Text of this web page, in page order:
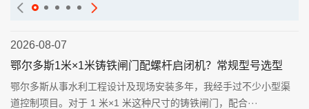
2026-08-07
鄂尔多斯1米×1米铸铁闸门配螺杆启闭机？常规型号选型
鄂尔多斯从事水利工程设计及现场安装多年，我经手过不少小型渠
道控制项目。对于 1 米×1 米这种尺寸的铸铁闸门，配合···